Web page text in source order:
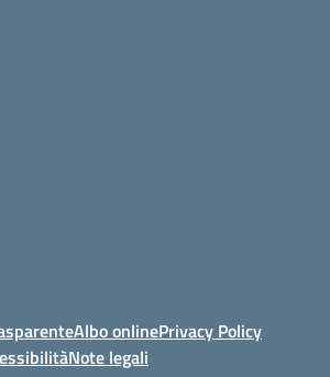
Albo onlinePrivacy Policy
Note legali